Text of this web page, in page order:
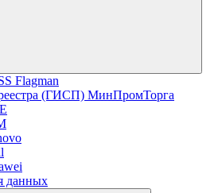
Flagman
(ГИСП) МинПромТорга
данных